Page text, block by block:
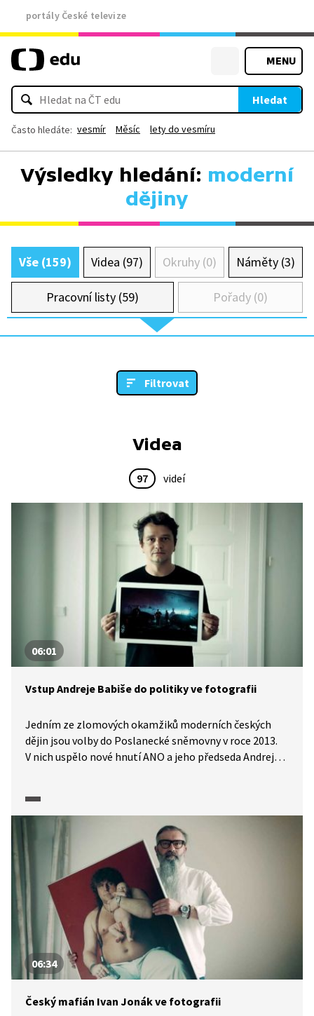
portály České televize
MENU
Hledat
Často hledáte: vesmír Měsíc lety do vesmíru
Výsledky hledání: moderní
dějiny
Vše (159) Videa (97) Okruhy (0) Náměty (3)
Pracovní listy (59) Pořady (0)
Filtrovat
Videa
97 videí
06:01
Vstup Andreje Babiše do politiky ve fotografii
Jedním ze zlomových okamžiků moderních českých
dějin jsou volby do Poslanecké sněmovny v roce 2013.
V nich uspělo nové hnutí ANO a jeho předseda Andrej
dokumentující Babišovo uvedení do funkce a popisuje
principy politického marketingu, který tak dobře
zapůsobil na velkou část voličů.
06:34
Český mafián Ivan Jonák ve fotografii